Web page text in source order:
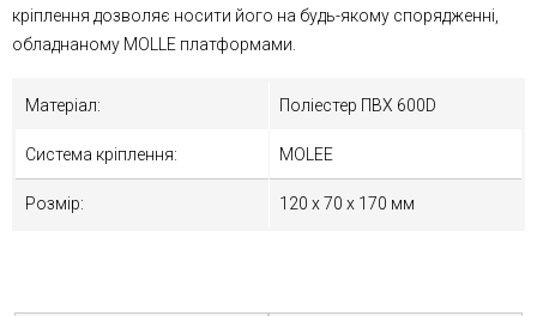
кріплення дозволяє носити його на будь-якому спорядженні,
обладнаному MOLLE платформами.
Матеріал: Поліестер ПВХ 600D
Система кріплення: MOLEE
Розмір: 120 х 70 х 170 мм